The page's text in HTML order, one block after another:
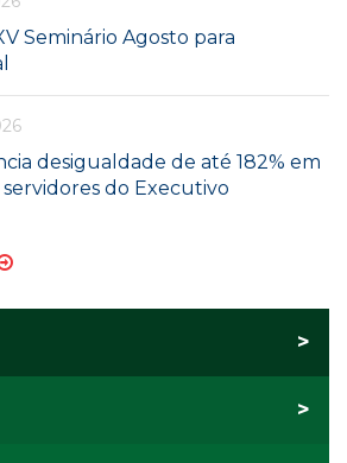
Seminário Agosto para
desigualdade de até 182% em
do Executivo
>
>